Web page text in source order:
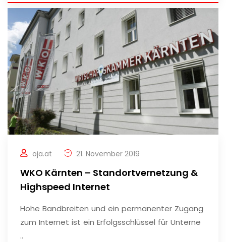
oja.at 21. November 2019
WKO Kärnten – Standortvernetzung &
Highspeed Internet
Hohe Bandbreiten und ein permanenter Zugang
zum Internet ist ein Erfolgsschlüssel für Unterne
..